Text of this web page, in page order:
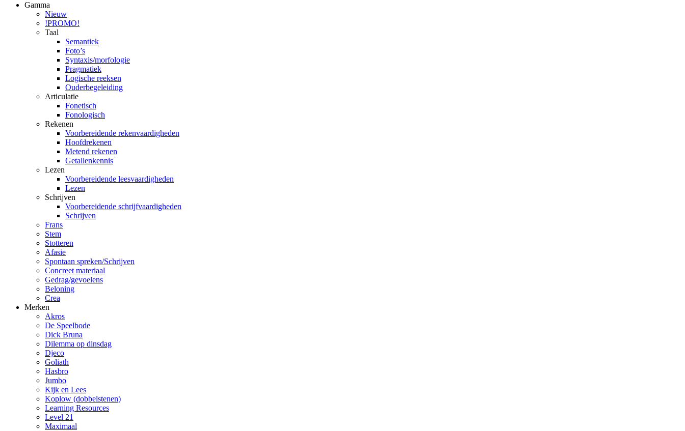
Gamma
Nieuw
!PROMO!
Taal
Semantiek
Foto’s
Syntaxis/morfologie
Pragmatiek
Logische reeksen
Ouderbegeleiding
Articulatie
Fonetisch
Fonologisch
Rekenen
Voorbereidende rekenvaardigheden
Hoofdrekenen
Metend rekenen
Getallenkennis
Lezen
Voorbereidende leesvaardigheden
Lezen
Schrijven
Voorbereidende schrijfvaardigheden
Schrijven
Frans
Stem
Stotteren
Afasie
Spontaan spreken/Schrijven
Concreet materiaal
Gedrag/gevoelens
Beloning
Crea
Merken
Akros
De Speelbode
Dick Bruna
Dilemma op dinsdag
Djeco
Goliath
Hasbro
Jumbo
Kijk en Lees
Koplow (dobbelstenen)
Learning Resources
Level 21
Maximaal